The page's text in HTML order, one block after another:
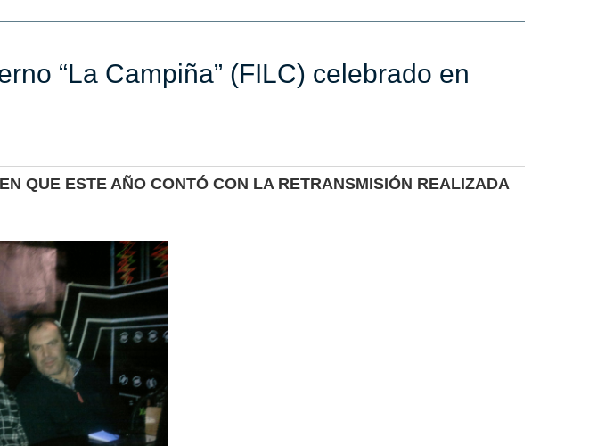
“La Campiña” (FILC) celebrado en
QUE ESTE AÑO CONTÓ CON LA RETRANSMISIÓN REALIZADA